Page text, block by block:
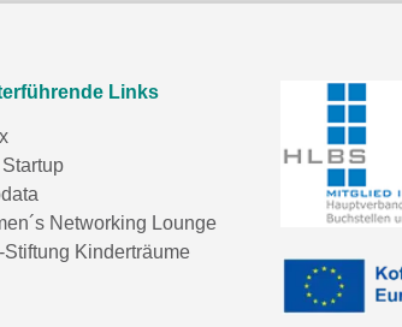
Links
Startup
Networking Lounge
Stiftung Kinderträume